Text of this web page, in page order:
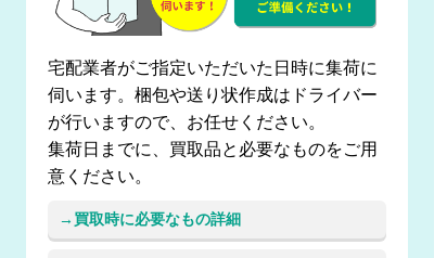
宅配業者がご指定いただいた日時に集荷に
伺います。梱包や送り状作成はドライバー
が行いますので、お任せください。
集荷日までに、買取品と必要なものをご用
意ください。
買取時に必要なもの詳細